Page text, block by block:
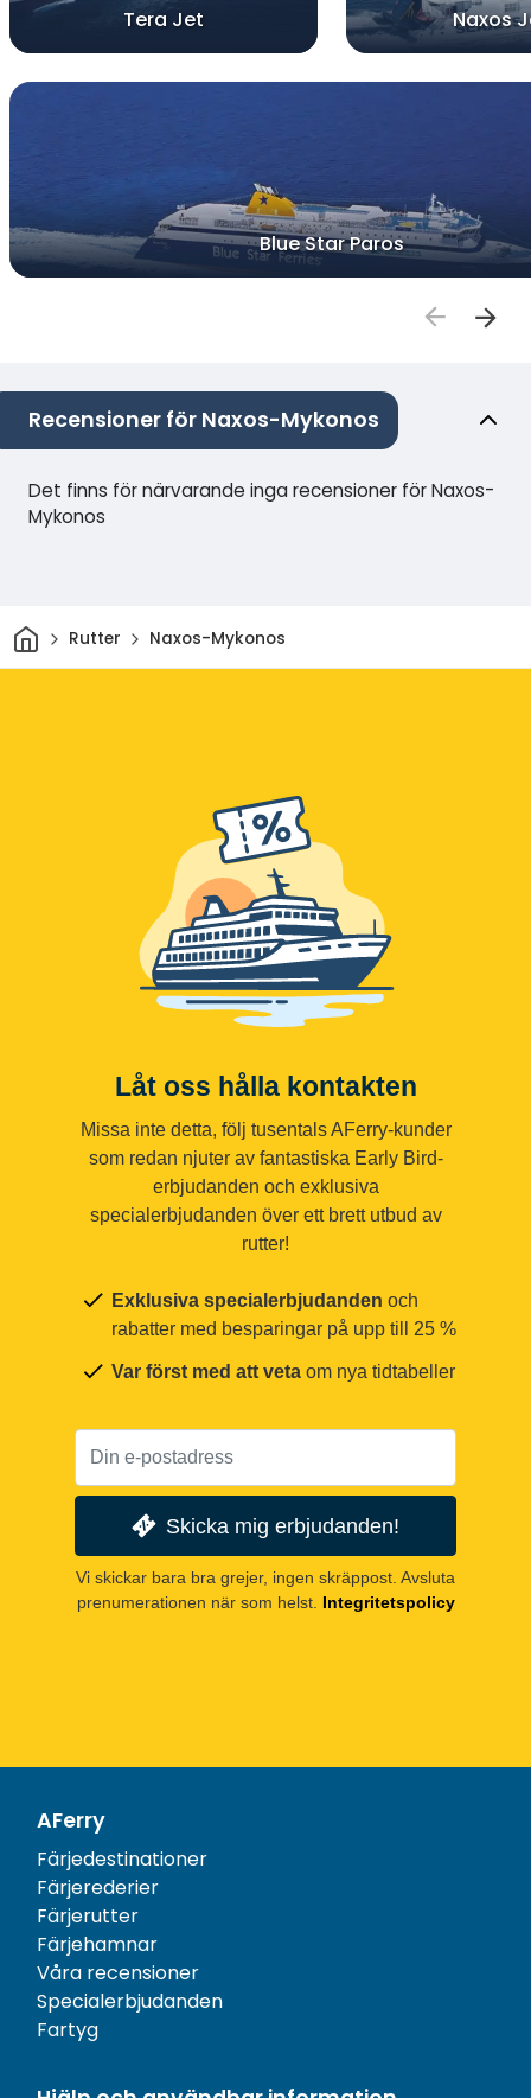
Tera Jet Naxos
Blue Star Paros
Recensioner för Naxos-Mykonos
Det finns för närvarande inga recensioner för Naxos-
Mykonos
HemRutter Naxos-Mykonos
Låt oss hålla kontakten
Missa inte detta, följ tusentals AFerry-kunder
som redan njuter av fantastiska Early Bird-
erbjudanden och exklusiva
specialerbjudanden över ett brett utbud av
rutter!
Exklusiva specialerbjudanden och
rabatter med besparingar på upp till 25 %
Var först med att veta om nya tidtabeller
Skicka mig erbjudanden!
Vi skickar bara bra grejer, ingen skräppost. Avsluta
prenumerationen när som helst. Integritetspolicy
AFerry
Färjedestinationer
Färjerederier
Färjerutter
Färjehamnar
Våra recensioner
Specialerbjudanden
Fartyg